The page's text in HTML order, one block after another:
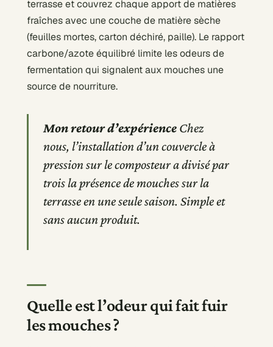
terrasse et couvrez chaque apport de matières
fraîches avec une couche de matière sèche
(feuilles mortes, carton déchiré, paille). Le rapport
carbone/azote équilibré limite les odeurs de
fermentation qui signalent aux mouches une
source de nourriture.
Mon retour d’expérience Chez
nous, l’installation d’un couvercle à
pression sur le composteur a divisé par
trois la présence de mouches sur la
terrasse en une seule saison. Simple et
sans aucun produit.
Quelle est l’odeur qui fait fuir
les mouches ?